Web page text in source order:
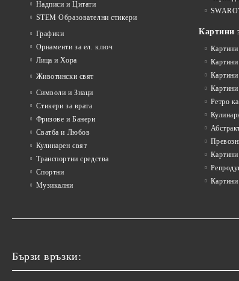
Надписи и Цитати
STEM Образователни стикери
Графики
Орнаменти за ел. ключ
Лица и Хора
Животински свят
Символи и Знаци
Стикери за врата
Фризове и Банери
Сватба и Любов
Кулинарен свят
Транспортни средства
Спортни
Музикални
Картини
Ретро
Бързи връзки: